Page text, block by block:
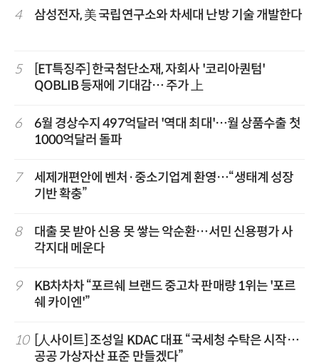
4 삼성전자, 美 국립연구소와 차세대 난방 기술 개발한다
5
[ET특징주] 한국첨단소재, 자회사 '코리아퀀텀'
QOBLIB 등재에 기대감… 주가 上
6
6월 경상수지 497억달러 '역대 최대'…월 상품수출 첫
1000억달러 돌파
7
세제개편안에 벤처·중소기업계 환영…“생태계 성장
기반 확충”
8
대출 못 받아 신용 못 쌓는 악순환…서민 신용평가 사
각지대 메운다
9
KB차차차 “포르쉐 브랜드 중고차 판매량 1위는 '포르
쉐 카이엔'”
10 [人사이트] 조성일 KDAC 대표 “국세청 수탁은 시작…
공공 가상자산 표준 만들겠다”